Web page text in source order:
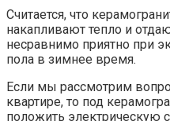
Считается, что
накапливают тепло и
несравнимо приятно при
пола в зимнее время.
Если мы рассмотрим
квартире, то под
положить электрическую